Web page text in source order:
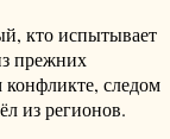
кто испытывает
прежних
конфликте, следом
из регионов.